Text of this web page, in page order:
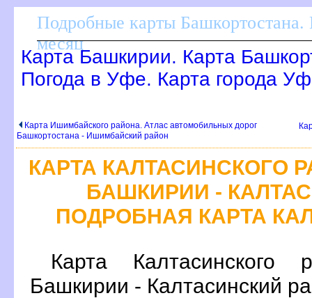
Подробные карты
месяц
Карта Башкирии. Карта
Погода в Уфе. Карта города
Карта Ишимбайского района. Атлас автомобильных доро
Башкортостана - Ишимбайский район
КАРТА КАЛТАСИНСКОГО
БАШКИРИИ -
ПОДРОБНАЯ КАРТА
Карта
Башкирии - Калтасинский